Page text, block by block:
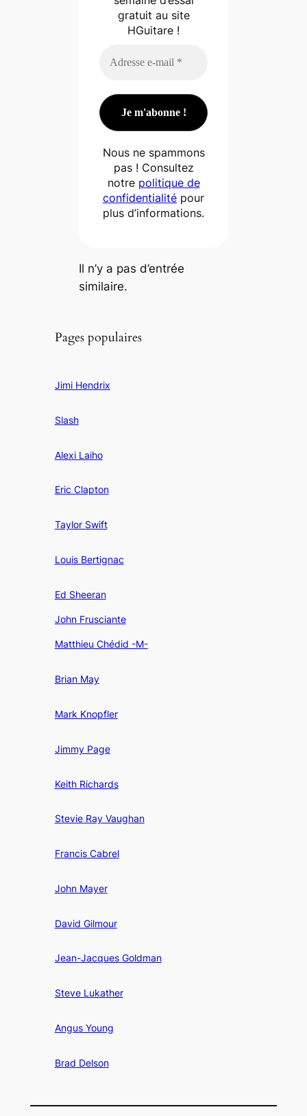
gratuit au site
HGuitare !
Nous ne spammons
pas ! Consultez
notre politique de
confidentialité pour
plus d’informations.
Il n’y a pas d’entrée
similaire.
Pages populaires
Jimi Hendrix
Slash
Alexi Laiho
Eric Clapton
Taylor Swift
Louis Bertignac
Ed Sheeran
John Frusciante
Matthieu Chédid -M-
Brian May
Mark Knopfler
Jimmy Page
Keith Richards
Stevie Ray Vaughan
Francis Cabrel
John Mayer
David Gilmour
Jean-Jacques Goldman
Steve Lukather
Angus Young
Brad Delson